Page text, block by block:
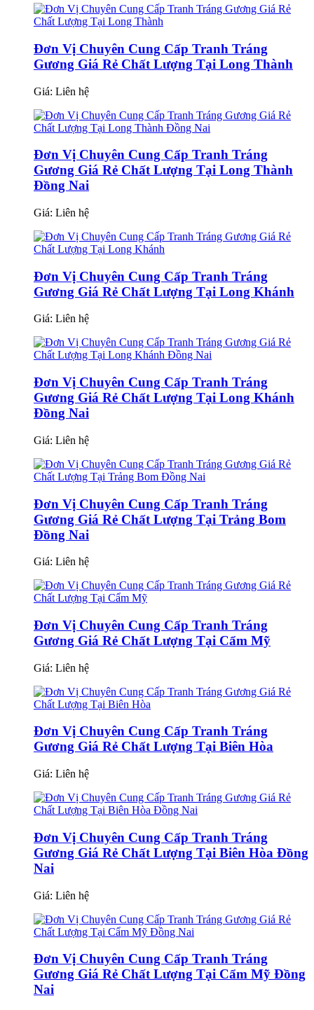
Đơn Vị Chuyên Cung Cấp Tranh Tráng
Gương Giá Rẻ Chất Lượng Tại Long Thành
Giá: Liên hệ
Đơn Vị Chuyên Cung Cấp Tranh Tráng
Gương Giá Rẻ Chất Lượng Tại Long Thành
Đồng Nai
Giá: Liên hệ
Đơn Vị Chuyên Cung Cấp Tranh Tráng
Gương Giá Rẻ Chất Lượng Tại Long Khánh
Giá: Liên hệ
Đơn Vị Chuyên Cung Cấp Tranh Tráng
Gương Giá Rẻ Chất Lượng Tại Long Khánh
Đồng Nai
Giá: Liên hệ
Đơn Vị Chuyên Cung Cấp Tranh Tráng
Gương Giá Rẻ Chất Lượng Tại Trảng Bom
Đồng Nai
Giá: Liên hệ
Đơn Vị Chuyên Cung Cấp Tranh Tráng
Gương Giá Rẻ Chất Lượng Tại Cẩm Mỹ
Giá: Liên hệ
Đơn Vị Chuyên Cung Cấp Tranh Tráng
Gương Giá Rẻ Chất Lượng Tại Biên Hòa
Giá: Liên hệ
Đơn Vị Chuyên Cung Cấp Tranh Tráng
Gương Giá Rẻ Chất Lượng Tại Biên Hòa Đồng
Nai
Giá: Liên hệ
Đơn Vị Chuyên Cung Cấp Tranh Tráng
Gương Giá Rẻ Chất Lượng Tại Cẩm Mỹ Đồng
Nai